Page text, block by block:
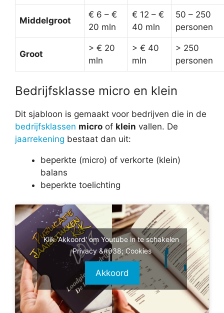
Middelgroot
€ 6 – €
20 mln
€ 12 – €
40 mln
50 – 250
personen
Groot
> € 20
mln
> € 40
mln
> 250
personen
Bedrijfsklasse micro en klein
Dit sjabloon is gemaakt voor bedrijven die in de
bedrijfsklassen micro of klein vallen. De
jaarrekening bestaat dan uit:
beperkte (micro) of verkorte (klein)
balans
beperkte toelichting
Klik 'Akkoord' om Youtube in te schakelen
Privacy &#038; Cookies
Akkoord